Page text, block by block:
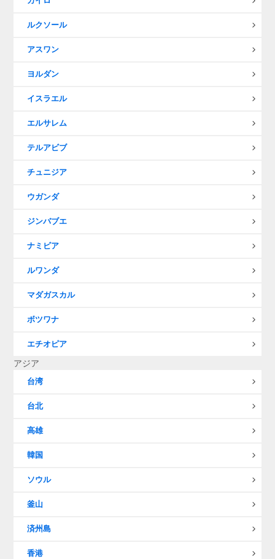
ルクソール
アスワン
ヨルダン
イスラエル
エルサレム
テルアビブ
チュニジア
ウガンダ
ジンバブエ
ナミビア
ルワンダ
マダガスカル
ボツワナ
エチオピア
アジア
台湾
台北
高雄
韓国
ソウル
釜山
済州島
香港